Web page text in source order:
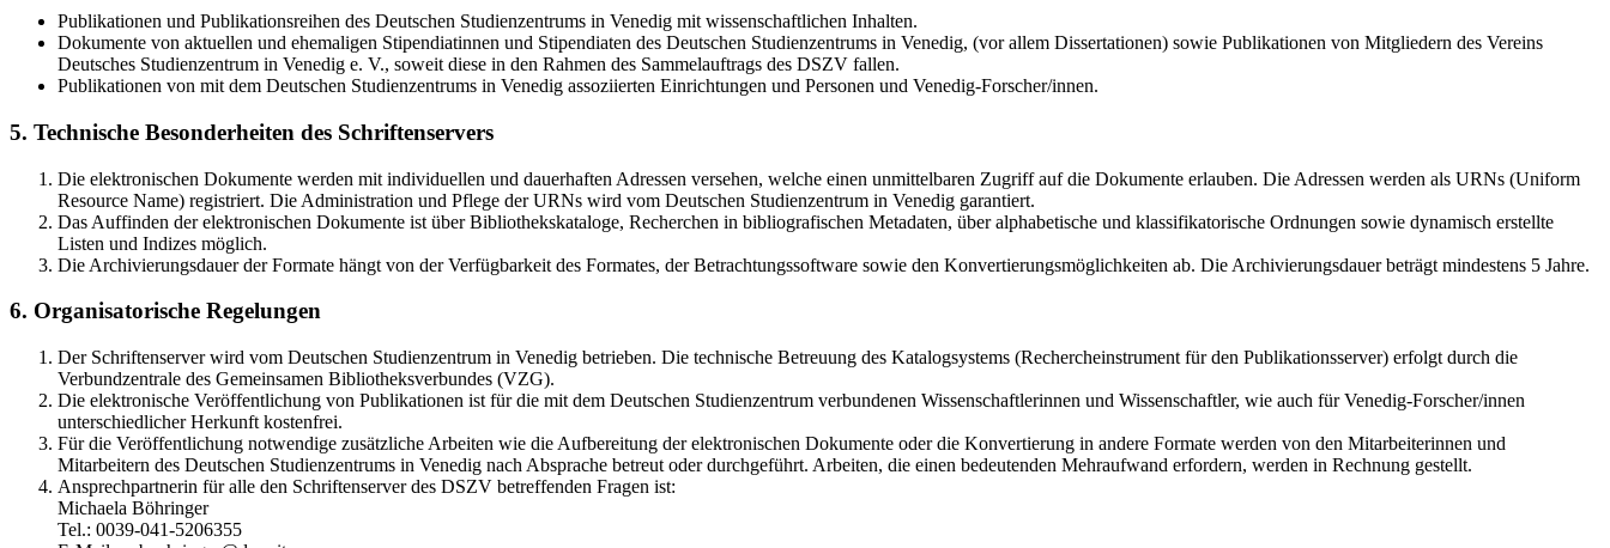
Publikationen und Publikationsreihen des Deutschen Studienzentrums in Venedig mit wissenschaftlichen Inhalten.
Dokumente von aktuellen und ehemaligen Stipendiatinnen und Stipendiaten des Deutschen Studienzentrums in Venedig, (vor allem Dissertationen) sowie Publikationen von Mitgliedern des Vereins
Deutsches Studienzentrum in Venedig e. V., soweit diese in den Rahmen des Sammelauftrags des DSZV fallen.
Publikationen von mit dem Deutschen Studienzentrums in Venedig assoziierten Einrichtungen und Personen und Venedig-Forscher/innen.
5. Technische Besonderheiten des Schriftenservers
Die elektronischen Dokumente werden mit individuellen und dauerhaften Adressen versehen, welche einen unmittelbaren Zugriff auf die Dokumente erlauben. Die Adressen werden als URNs (Uniform
Resource Name) registriert. Die Administration und Pflege der URNs wird vom Deutschen Studienzentrum in Venedig garantiert.
Das Auffinden der elektronischen Dokumente ist über Bibliothekskataloge, Recherchen in bibliografischen Metadaten, über alphabetische und klassifikatorische Ordnungen sowie dynamisch erstellte
Listen und Indizes möglich.
Die Archivierungsdauer der Formate hängt von der Verfügbarkeit des Formates, der Betrachtungssoftware sowie den Konvertierungsmöglichkeiten ab. Die Archivierungsdauer beträgt mindestens 5 Jahre.
6. Organisatorische Regelungen
Der Schriftenserver wird vom Deutschen Studienzentrum in Venedig betrieben. Die technische Betreuung des Katalogsystems (Rechercheinstrument für den Publikationsserver) erfolgt durch die
Verbundzentrale des Gemeinsamen Bibliotheksverbundes (VZG).
Die elektronische Veröffentlichung von Publikationen ist für die mit dem Deutschen Studienzentrum verbundenen Wissenschaftlerinnen und Wissenschaftler, wie auch für Venedig-Forscher/innen
unterschiedlicher Herkunft kostenfrei.
Für die Veröffentlichung notwendige zusätzliche Arbeiten wie die Aufbereitung der elektronischen Dokumente oder die Konvertierung in andere Formate werden von den Mitarbeiterinnen und
Mitarbeitern des Deutschen Studienzentrums in Venedig nach Absprache betreut oder durchgeführt. Arbeiten, die einen bedeutenden Mehraufwand erfordern, werden in Rechnung gestellt.
Ansprechpartnerin für alle den Schriftenserver des DSZV betreffenden Fragen ist:
Michaela Böhringer
Tel.: 0039-041-5206355